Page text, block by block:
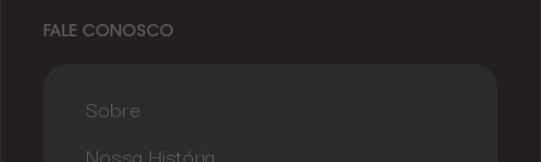
FALE CONOSCO
Sobre
Nossa História